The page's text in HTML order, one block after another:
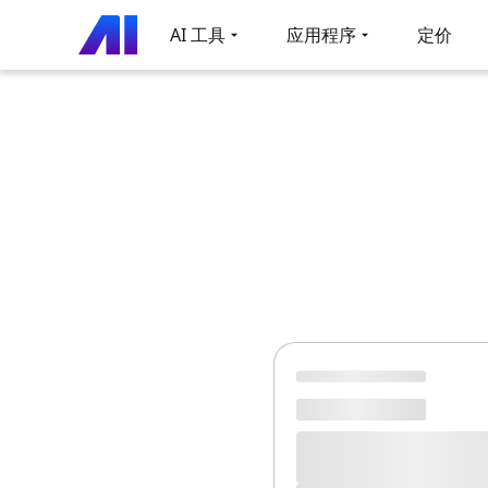
AI 工具 应用程序 定价